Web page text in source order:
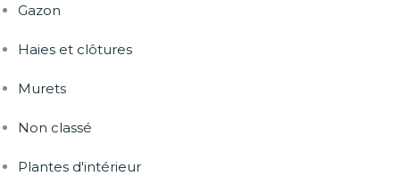
Gazon
Haies et clôtures
Murets
Non classé
Plantes d'intérieur